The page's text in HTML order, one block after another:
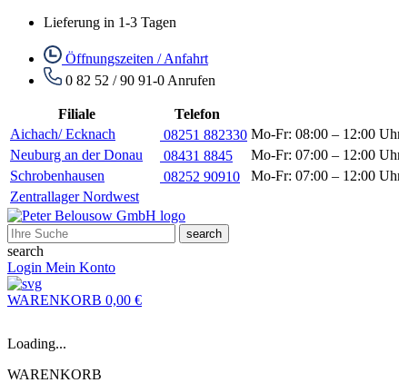
Lieferung in 1-3 Tagen
Öffnungszeiten / Anfahrt
0 82 52 / 90 91-0 Anrufen
Filiale Telefon
Aichach/ Ecknach
08251 882330 Mo-Fr: 08:00 – 12:00
Neuburg an der Donau
08431 8845 Mo-Fr: 07:00 – 12:00
Schrobenhausen
08252 90910 Mo-Fr: 07:00 – 12:00
Zentrallager Nordwest
search
search
Login Mein Konto
WARENKORB 0,00 €
Loading...
WARENKORB